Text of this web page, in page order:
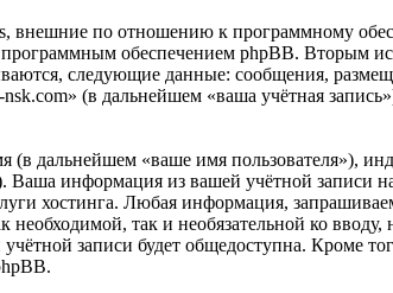
по отношению к программному
программным обеспечением phpBB. Вторым
следующие данные: сообщения,
(в дальнейшем «ваша учётная
дальнейшем «ваше имя пользователя»),
информация из вашей учётной записи
хостинга. Любая информация,
так и необязательной ко
записи будет общедоступна. Кроме